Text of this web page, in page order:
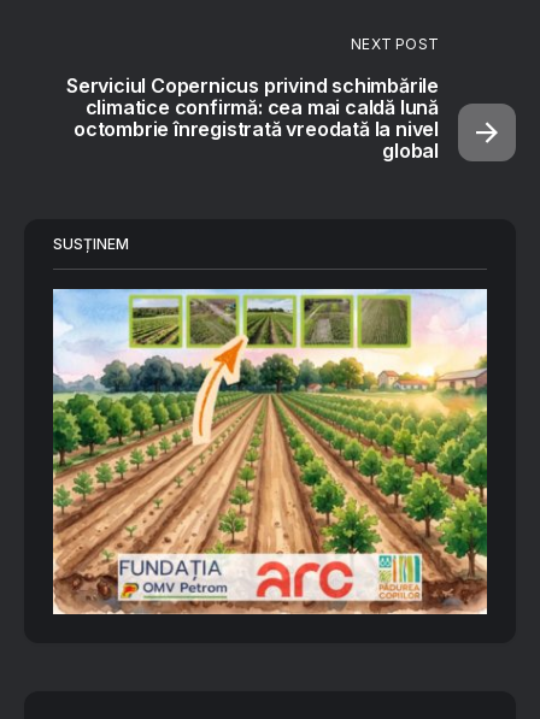
NEXT POST
Serviciul Copernicus privind schimbările
climatice confirmă: cea mai caldă lună
octombrie înregistrată vreodată la nivel
global
SUSȚINEM